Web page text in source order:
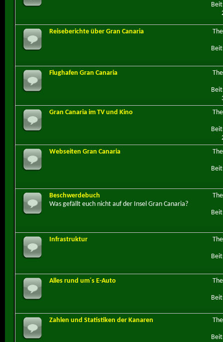
Reiseberichte über Gran Canaria
Flughafen Gran Canaria
Gran Canaria im TV und Kino
Webseiten Gran Canaria
Beschwerdebuch
Was gefällt euch nicht auf der Insel Gran Canaria?
Infrastruktur
Alles rund um´s E-Auto
Zahlen und Statistiken der Kanaren